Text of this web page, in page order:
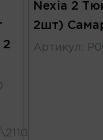
2
Nexia 2
2шт)
Артикул :